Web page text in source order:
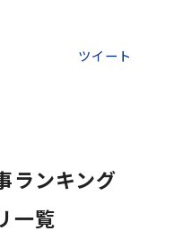
ツイート
ランキング
一覧